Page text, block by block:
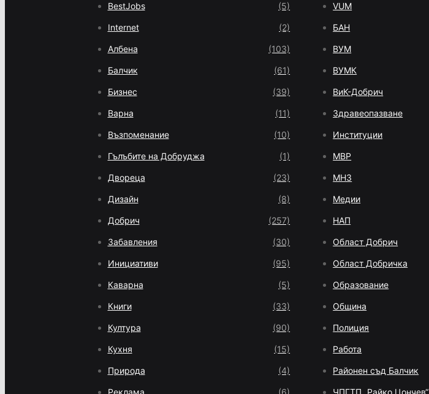
BestJobs (5)
Internet (2)
Албена (103)
Балчик (61)
Бизнес (39)
Варна (11)
Възпоменание (10)
Гълъбите на Добруджа (1)
Двореца (23)
Дизайн (8)
Добрич (257)
Забавления (30)
Инициативи (95)
Каварна (5)
Книги (33)
Култура (90)
Кухня (15)
Природа (4)
VUM
БАН
ВУМ
ВУМК
ВиК-Добрич
Здравеопазване
Институции
МВР
МНЗ
Медии
НАП
Област Добрич
Област Добричка
Образование
Община
Полиция
Работа
Районен съд Балчик